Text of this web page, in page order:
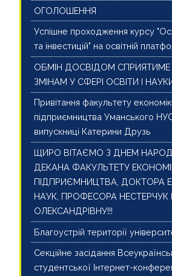
ОГОЛОШЕННЯ
Успішне проходження курсу
та інвестицій" на освітній
ОБМІН ДОСВІДОМ
ЗМІНАМ У СФЕРІ ОСВІТИ І
Привітання факультету
підприємництва Уманського
випускниці Катерини Друзь
ЩИРО ВІТАЄМО З ДНЕМ
ДЕКАНА ФАКУЛЬТЕТУ
ПІДПРИЄМНИЦТВА, ДОКТОРА
НАУК, ПРОФЕСОРА НЕСТЕРЧУК
ОЛЕКСАНДРІВНУ!!!
Благоустрій території
Секційне засідання
студентської Інтернет-